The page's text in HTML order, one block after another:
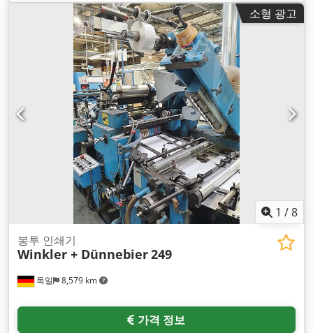
소형 광고
1 /8
독일 8,579 km
봉투 인쇄기
Winkler + Dünnebier249
가격 정보